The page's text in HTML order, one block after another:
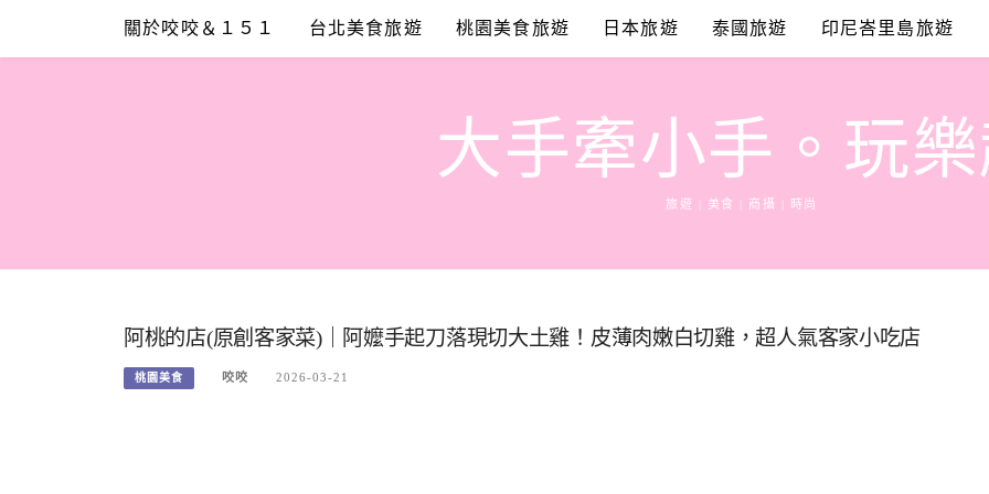
content
關於咬咬＆１５１ 台北美食旅遊 桃園美食旅遊 日本旅遊 泰國旅遊 印尼峇里島旅遊
大手牽小手。玩
旅遊 | 美食 | 商攝 | 時尚
阿桃的店(原創客家菜)｜阿嬤手起刀落現切大土雞！皮薄肉嫩白切雞，超人氣客家小吃店
桃園美食 咬咬 2026-03-21